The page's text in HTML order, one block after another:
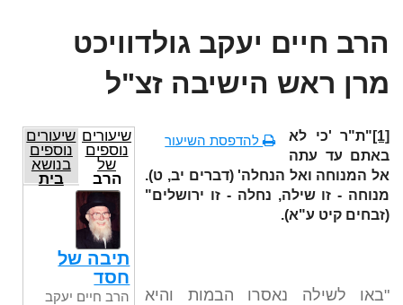
הרב חיים יעקב גולדוויכט
מרן ראש הישיבה זצ"ל
להדפסת השיעור [1] "ת"ר 'כי לא
באתם עד עתה
אל המנוחה ואל הנחלה' (דברים יב, ט).
מנוחה - זו שילה, נחלה - זו ירושלים"
(זבחים קיט ע"א).
"באו לשילה נאסרו הבמות והיא
שיעורים
נוספים
של
הרב
חיים
יעקב
גולדוויכט
מרן
ראש
הישיבה
זצ"ל
שיעורים
נוספים
בנושא
בית
המקדש
תיבה של
חסד
הרב חיים יעקב